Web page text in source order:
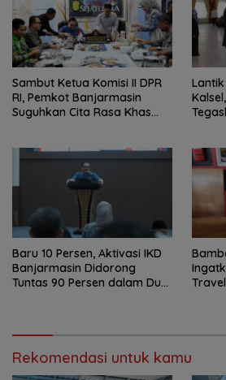
Sambut Ketua Komisi II DPR
RI, Pemkot Banjarmasin
Suguhkan Cita Rasa Khas
Baru 10 Persen, Aktivasi IKD
Banjarmasin Didorong
Tuntas 90 Persen dalam Dua
Rekomendasi untuk kamu